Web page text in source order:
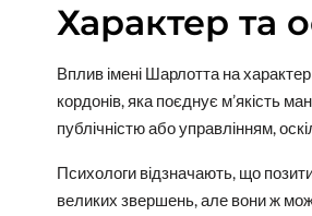
Характер та
Вплив імені Шарлотта на
кордонів, яка поєднує м’якість
публічністю або управлінням,
Психологи відзначають, що
великих звершень, але вони ж